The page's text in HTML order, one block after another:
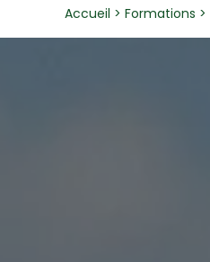
Accueil > Formations >